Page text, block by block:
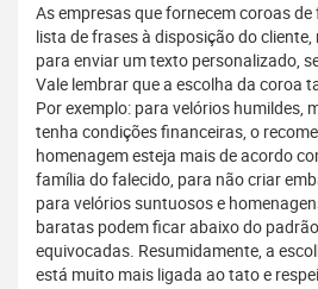
As empresas que fornecem coroas
lista de frases à disposição do
para enviar um texto personalizado,
Vale lembrar que a escolha da coroa
Por exemplo: para velórios humildes,
tenha condições financeiras, o
homenagem esteja mais de acordo
família do falecido, para não criar
para velórios suntuosos e
baratas podem ficar abaixo do
equivocadas. Resumidamente, a
está muito mais ligada ao tato e